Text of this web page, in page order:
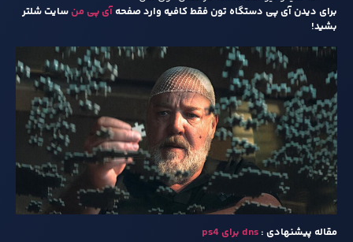
برای دیدن آی پی دستگاه تون فقط کافیه وارد صفحه آی پی من سایت شلتر
بشید!
مقاله پیشنهادی :